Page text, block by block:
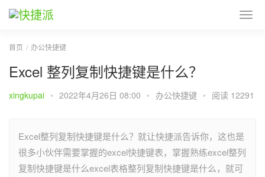
首页 办公快捷键
Excel 整列复制快捷键是什么？
xingkupai • 2022年4月26日 08:00 • 办公快捷键 • 阅读 12291
Excel整列复制快捷键是什么？就让快捷派告诉你，这也是
很多小伙伴需要掌握的excel快捷键表，掌握熟练excel整列
复制快捷键是什么excel表格整列复制快捷键是什么，就可